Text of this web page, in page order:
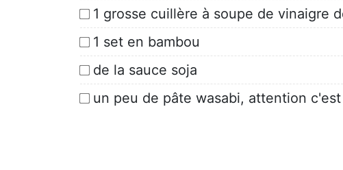
1 grosse cuillère à soupe de vinaigre
1 set en bambou
de la sauce soja
un peu de pâte wasabi, attention